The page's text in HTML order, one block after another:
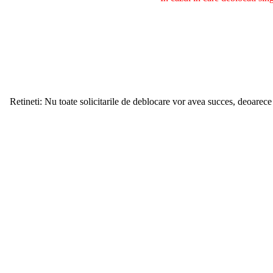
Retineti: Nu toate solicitarile de deblocare vor avea succes,